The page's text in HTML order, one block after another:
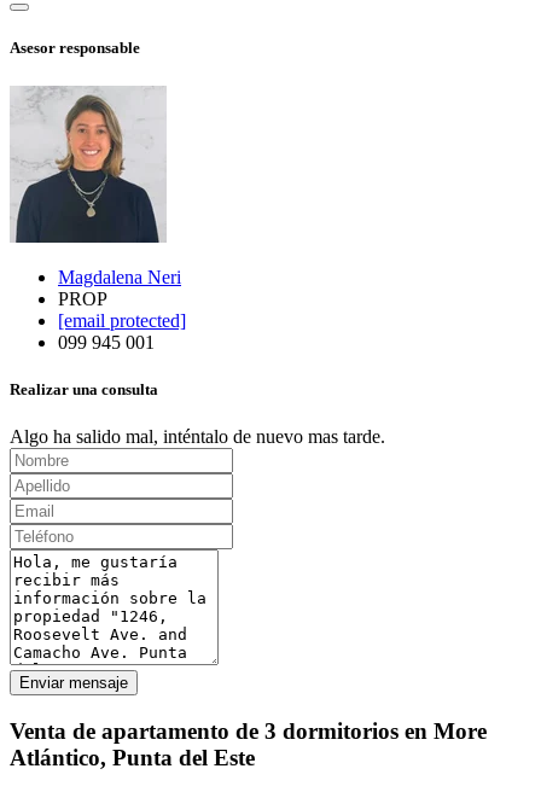
Asesor responsable
Magdalena Neri
PROP
[email protected]
099 945 001
Realizar una consulta
Algo ha salido mal, inténtalo de nuevo mas tarde.
Enviar mensaje
Venta de apartamento de 3 dormitorios en More
Atlántico, Punta del Este